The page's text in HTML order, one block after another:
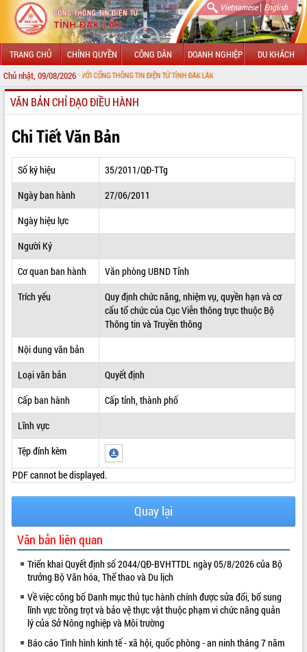
Vietnamese| English
TRANG CHỦ CHÍNH QUYỀN CÔNG DÂN DOANH NGHIỆP DU KHÁCH
Chủ nhật, 09/08/2026
MỪNG ĐẾN VỚI CỔNG THÔNG TIN ĐIỆN TỬ TỈNH ĐẮK LẮK
GIỚI THIỆU
LÃNH ĐẠO UBND TỈNH
TIN TỨC SỰ KIỆN
SỞ, BAN, NGÀNH
THÔNG TIN CHỈ ĐẠO ĐIỀU HÀNH
HỆ THỐNG VĂN BẢN
VĂN BẢN HĐND TỈNH
QUY HOẠCH - KẾ HOẠCH
VIDEO
VĂN BẢN CHỈ ĐẠO ĐIỀU HÀNH
Chi Tiết Văn Bản
Số ký hiệu
35/2011/QĐ-TTg
Ngày ban hành
27/06/2011
Ngày hiệu lực
Người Ký
Cơ quan ban hành
Văn phòng UBND Tỉnh
Trích yếu
Quy định chức năng, nhiệm vụ, quyền hạn và cơ
cấu tổ chức của Cục Viễn thông trực thuộc Bộ
Thông tin và Truyền thông
Nội dung văn bản
Loại văn bản
Quyết định
Cấp ban hành
Cấp tỉnh, thành phố
Lĩnh vực
Tệp đính kèm
PDF cannot be displayed.
Quay lại
Văn bản liên quan
Triển khai Quyết định số 2044/QĐ-BVHTTDL ngày 05/8/2026 của Bộ
trưởng Bộ Văn hóa, Thể thao và Du lịch
Về việc công bố Danh mục thủ tục hành chính được sửa đổi, bổ sung
lĩnh vực trồng trọt và bảo vệ thực vật thuộc phạm vi chức năng quản
lý của Sở Nông nghiệp và Môi trường
Báo cáo Tình hình kinh tế - xã hội, quốc phòng - an ninh tháng 7 năm